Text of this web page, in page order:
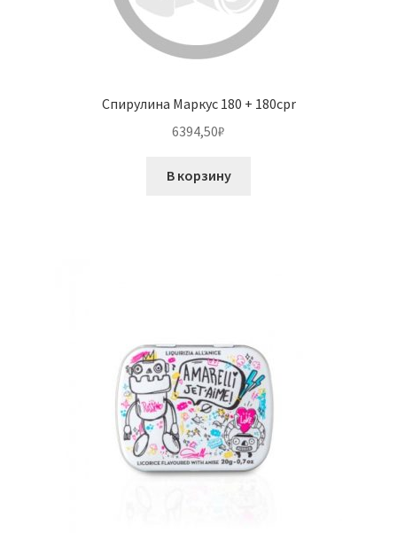
Спирулина Маркус 180 + 180cpr
6394,50₽
В корзину